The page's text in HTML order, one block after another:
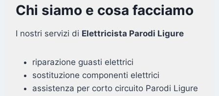
Chi siamo e cosa facciamo
I nostri servizi di Elettricista Parodi Ligure
riparazione guasti elettrici
sostituzione componenti elettrici
assistenza per corto circuito Parodi Ligure